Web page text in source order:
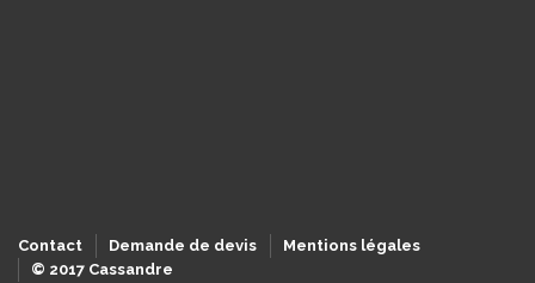
Contact Demande de devis
Mentions légales
© 2017 Cassandre